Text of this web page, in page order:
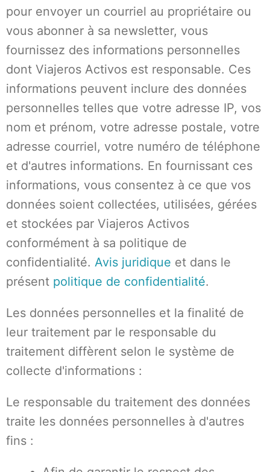
pour envoyer un courriel au propriétaire ou
vous abonner à sa newsletter, vous
fournissez des informations personnelles
dont Viajeros Activos est responsable. Ces
informations peuvent inclure des données
personnelles telles que votre adresse IP, vos
nom et prénom, votre adresse postale, votre
adresse courriel, votre numéro de téléphone
et d'autres informations. En fournissant ces
informations, vous consentez à ce que vos
données soient collectées, utilisées, gérées
et stockées par Viajeros Activos
conformément à sa politique de
confidentialité. Avis juridique et dans le
présent politique de confidentialité.
Les données personnelles et la finalité de
leur traitement par le responsable du
traitement diffèrent selon le système de
collecte d'informations :
Le responsable du traitement des données
traite les données personnelles à d'autres
fins :